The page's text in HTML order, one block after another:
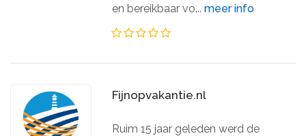
en bereikbaar vo...meer info
Fijnopvakantie.nl
Ruim 15 jaar geleden werd de